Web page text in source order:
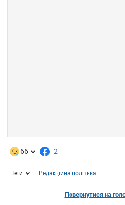
66 2
Теги Редакційна політика
Повернутися на